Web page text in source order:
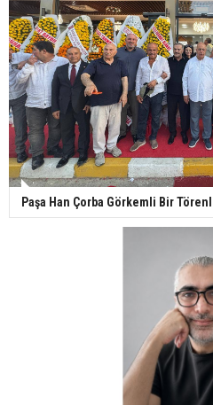
Paşa Han Çorba Görkemli Bir